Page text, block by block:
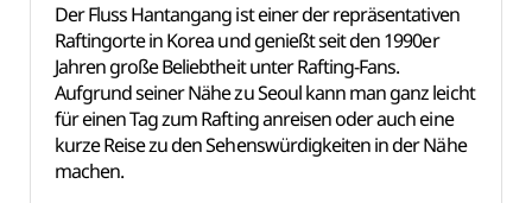
Der Fluss Hantangang ist einer der repräsentativen
Raftingorte in Korea und genießt seit den 1990er
Jahren große Beliebtheit unter Rafting-Fans.
Aufgrund seiner Nähe zu Seoul kann man ganz leicht
für einen Tag zum Rafting anreisen oder auch eine
kurze Reise zu den Sehenswürdigkeiten in der Nähe
machen.